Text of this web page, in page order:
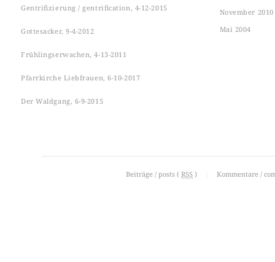
Gentrifizierung / gentrification, 4-12-2015
Gottesacker, 9-4-2012
Frühlingserwachen, 4-13-2011
Pfarrkirche Liebfrauen, 6-10-2017
Der Waldgang, 6-9-2015
November 2010
Mai 2004
Beiträge / posts ( RSS ) Kommentare /